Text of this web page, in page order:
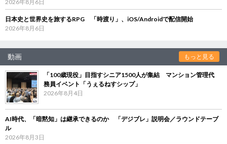
2026年8月6日
日本史と世界史を旅するRPG 「時渡り」、iOS/Androidで配信開始
2026年8月6日
動画 もっと見る
「100歳現役」目指すシニア1500人が集結 マンション管理代
務員イベント「うぇるねすシップ」
2026年8月4日
AI時代、「暗黙知」は継承できるのか 「デジブレ」説明会／ラウンドテーブ
ル
2026年8月3日